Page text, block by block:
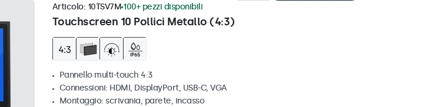
Touchscreen 10 Pollici Metallo (4:3)
Articolo: 10TSV7M 100+ pezzi disponibili
Pannello multi-touch 4:3
Connessioni: HDMI, DisplayPort, USB-C, VGA
Montaggio: scrivania, parete, incasso